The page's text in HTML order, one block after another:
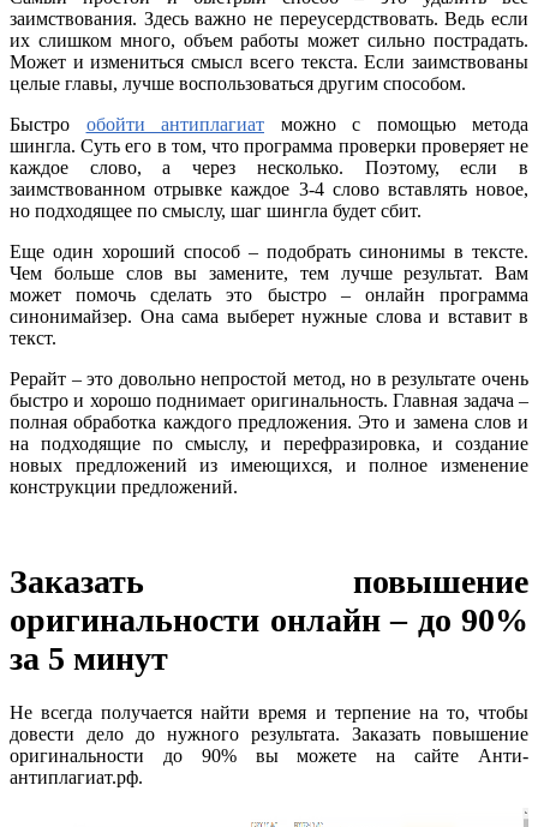
заимствования. Здесь важно не переусердствовать. Ведь если
их слишком много, объем работы может сильно пострадать.
Может и измениться смысл всего текста. Если заимствованы
целые главы, лучше воспользоваться другим способом.
Быстро обойти антиплагиат можно с помощью метода
шингла. Суть его в том, что программа проверки проверяет не
каждое слово, а через несколько. Поэтому, если в
заимствованном отрывке каждое 3-4 слово вставлять новое,
но подходящее по смыслу, шаг шингла будет сбит.
Еще один хороший способ – подобрать синонимы в тексте.
Чем больше слов вы замените, тем лучше результат. Вам
может помочь сделать это быстро – онлайн программа
синонимайзер. Она сама выберет нужные слова и вставит в
текст.
Рерайт – это довольно непростой метод, но в результате очень
быстро и хорошо поднимает оригинальность. Главная задача –
полная обработка каждого предложения. Это и замена слов и
на подходящие по смыслу, и перефразировка, и создание
новых предложений из имеющихся, и полное изменение
конструкции предложений.
Заказать повышение
оригинальности онлайн – до 90%
за 5 минут
Не всегда получается найти время и терпение на то, чтобы
довести дело до нужного результата. Заказать повышение
оригинальности до 90% вы можете на сайте Анти-
антиплагиат.рф.